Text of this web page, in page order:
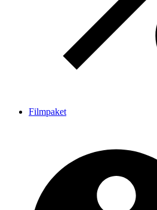
Filmpaket